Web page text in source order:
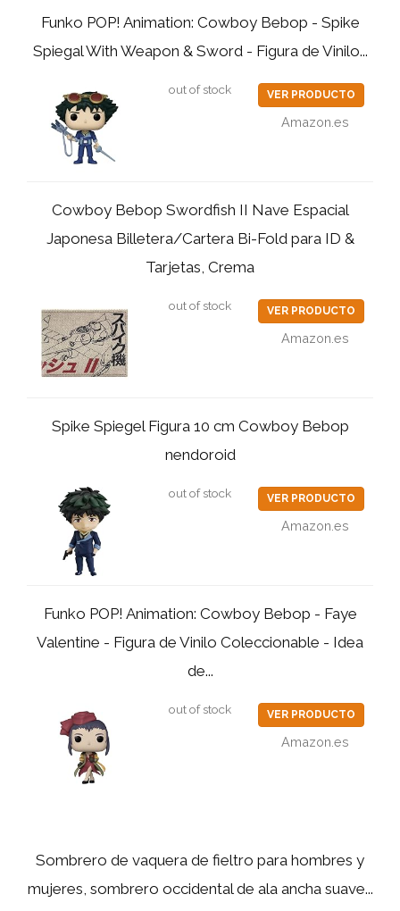
Funko POP! Animation: Cowboy Bebop - Spike
Spiegal With Weapon & Sword - Figura de Vinilo...
out of stock VER PRODUCTO
Amazon.es
Cowboy Bebop Swordfish II Nave Espacial
Japonesa Billetera/Cartera Bi-Fold para ID &
Tarjetas, Crema
out of stock VER PRODUCTO
Amazon.es
Spike Spiegel Figura 10 cm Cowboy Bebop
nendoroid
out of stock VER PRODUCTO
Amazon.es
Funko POP! Animation: Cowboy Bebop - Faye
Valentine - Figura de Vinilo Coleccionable - Idea
de...
out of stock VER PRODUCTO
Amazon.es
Sombrero de vaquera de fieltro para hombres y
mujeres, sombrero occidental de ala ancha suave...